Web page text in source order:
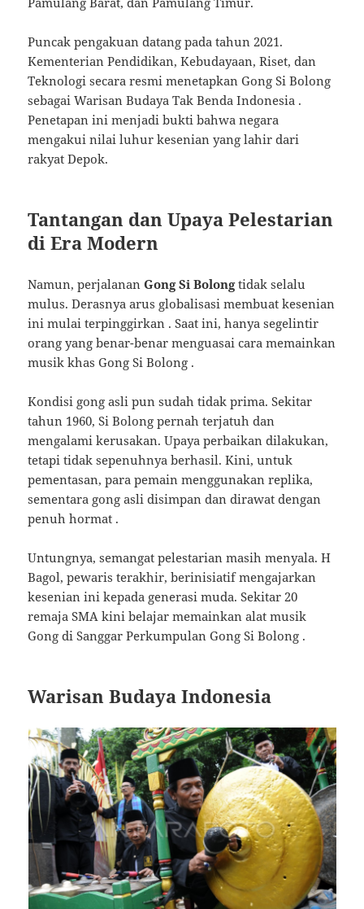
Puncak pengakuan datang pada tahun 2021.
Kementerian Pendidikan, Kebudayaan, Riset, dan
Teknologi secara resmi menetapkan Gong Si Bolong
sebagai Warisan Budaya Tak Benda Indonesia .
Penetapan ini menjadi bukti bahwa negara
mengakui nilai luhur kesenian yang lahir dari
rakyat Depok.
Tantangan dan Upaya Pelestarian
di Era Modern
Namun, perjalananGong Si Bolongtidak selalu
mulus. Derasnya arus globalisasi membuat kesenian
ini mulai terpinggirkan . Saat ini, hanya segelintir
orang yang benar-benar menguasai cara memainkan
musik khas Gong Si Bolong .
Kondisi gong asli pun sudah tidak prima. Sekitar
tahun 1960, Si Bolong pernah terjatuh dan
mengalami kerusakan. Upaya perbaikan dilakukan,
tetapi tidak sepenuhnya berhasil. Kini, untuk
pementasan, para pemain menggunakan replika,
sementara gong asli disimpan dan dirawat dengan
penuh hormat .
Untungnya, semangat pelestarian masih menyala. H
Bagol, pewaris terakhir, berinisiatif mengajarkan
kesenian ini kepada generasi muda. Sekitar 20
remaja SMA kini belajar memainkan alat musik
Gong di Sanggar Perkumpulan Gong Si Bolong .
Warisan Budaya Indonesia